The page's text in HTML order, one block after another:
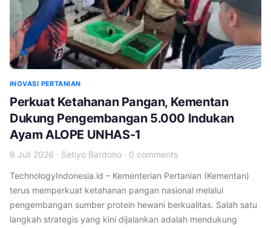
INOVASI PERTANIAN
Perkuat Ketahanan Pangan, Kementan
Dukung Pengembangan 5.000 Indukan
Ayam ALOPE UNHAS-1
6 Juli 2026 · Setiyo Bardono · 0 comments
TechnologyIndonesia.id – Kementerian Pertanian (Kementan)
terus memperkuat ketahanan pangan nasional melalui
pengembangan sumber protein hewani berkualitas. Salah satu
langkah strategis yang kini dijalankan adalah mendukung